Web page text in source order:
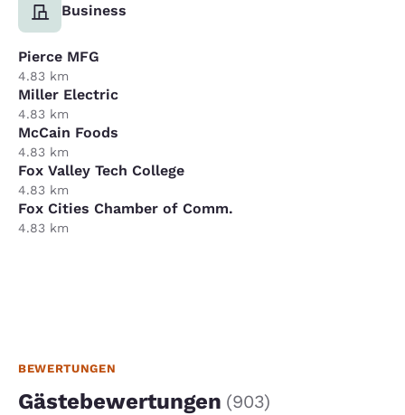
Business
Pierce MFG
4.83 km
Miller Electric
4.83 km
McCain Foods
4.83 km
Fox Valley Tech College
4.83 km
Fox Cities Chamber of Comm.
4.83 km
BEWERTUNGEN
Gästebewertungen (903)